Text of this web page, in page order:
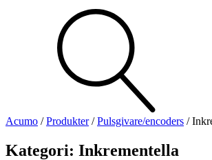
Se alla kategorier Se alla produkter Se alla
Acumo /Produkter/Pulsgivare/encoders /
Kategori: Inkrementella